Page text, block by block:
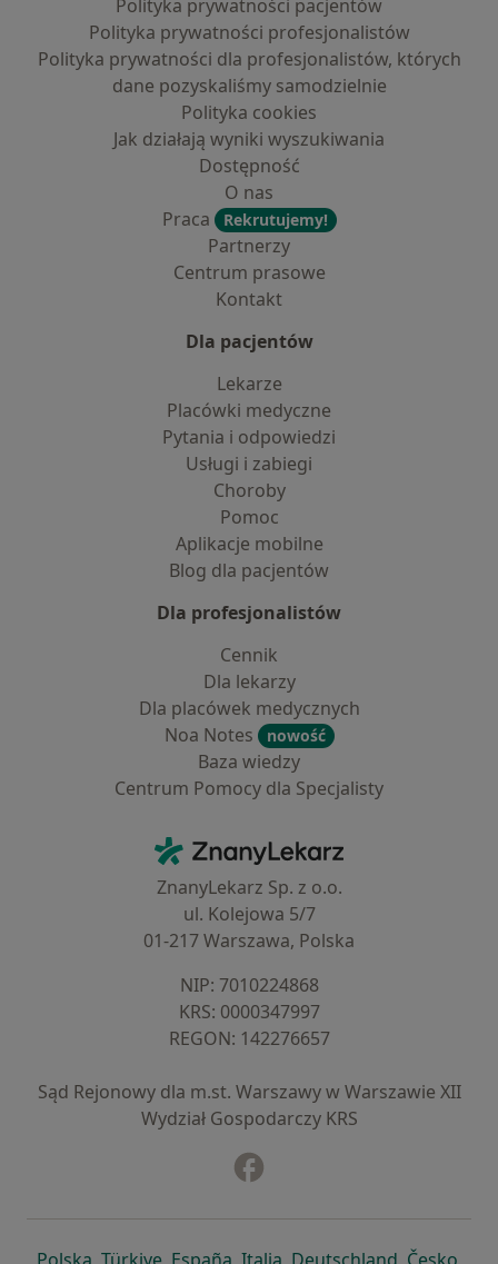
Polityka prywatności pacjentów
Polityka prywatności profesjonalistów
Polityka prywatności dla profesjonalistów, których
dane pozyskaliśmy samodzielnie
Polityka cookies
Jak działają wyniki wyszukiwania
Dostępność
O nas
Praca
Rekrutujemy!
Partnerzy
Centrum prasowe
Kontakt
Dla pacjentów
Lekarze
Placówki medyczne
Pytania i odpowiedzi
Usługi i zabiegi
Choroby
Pomoc
Aplikacje mobilne
Blog dla pacjentów
Dla profesjonalistów
Cennik
Dla lekarzy
Dla placówek medycznych
Noa Notes
nowość
Baza wiedzy
Centrum Pomocy dla Specjalisty
ZnanyLekarz - Strona główna
ZnanyLekarz Sp. z o.o.
ul. Kolejowa 5/7
01-217 Warszawa, Polska
NIP: ⁠7010224868
KRS: ⁠0000347997
REGON: ⁠142276657
Sąd Rejonowy dla m.st. Warszawy w Warszawie XII
Wydział Gospodarczy KRS
otwiera się w nowej karcie
otwiera się w nowej karcie
otwiera się w nowej karcie
otwiera się w nowej
otwiera się